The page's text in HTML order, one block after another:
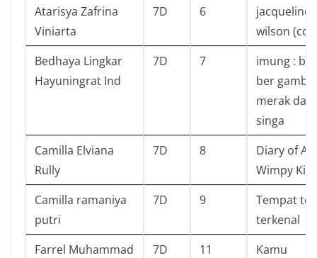
Atarisya Zafrina
Viniarta
7D 6
jacqueline
wilson
Bedhaya Lingkar
Hayuningrat Ind
7D 7
imung :
ber
merak dan
singa
Camilla Elviana
Rully
7D 8
Diary of A
Wimpy Kid
Camilla ramaniya
putri
7D 9
Tempat
terkenal
Farrel Muhammad
7D 11
Kamu